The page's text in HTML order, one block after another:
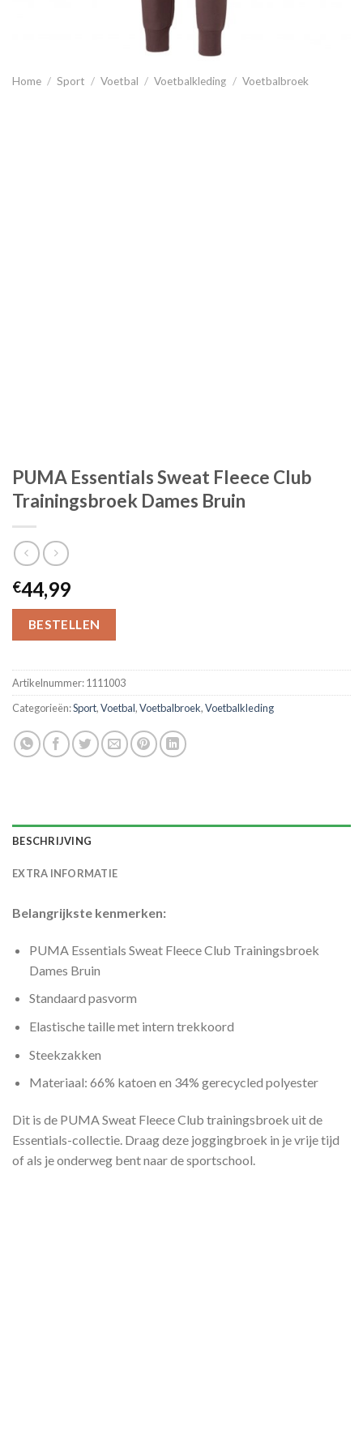
Home / Sport / Voetbal / Voetbalkleding / Voetbalbroek
PUMA Essentials Sweat Fleece Club
Trainingsbroek Dames Bruin
€44,99
BESTELLEN
Artikelnummer:1111003
Categorieën:Sport,Voetbal,Voetbalbroek,Voetbalkleding
BESCHRIJVING
EXTRA INFORMATIE
Belangrijkste kenmerken:
PUMA Essentials Sweat Fleece Club Trainingsbroek
Dames Bruin
Standaard pasvorm
Elastische taille met intern trekkoord
Steekzakken
Materiaal: 66% katoen en 34% gerecycled polyester
Dit is de PUMA Sweat Fleece Club trainingsbroek uit de
Essentials-collectie. Draag deze joggingbroek in je vrije tijd
of als je onderweg bent naar de sportschool.